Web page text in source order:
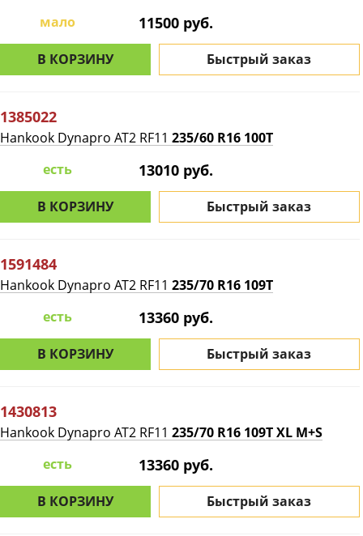
мало
11500 руб.
В КОРЗИНУ Быстрый заказ
1385022
Hankook Dynapro AT2 RF11 235/60 R16 100T
есть
13010 руб.
В КОРЗИНУ Быстрый заказ
1591484
Hankook Dynapro AT2 RF11 235/70 R16 109T
есть
13360 руб.
В КОРЗИНУ Быстрый заказ
1430813
Hankook Dynapro AT2 RF11 235/70 R16 109T XL M+S
есть
13360 руб.
В КОРЗИНУ Быстрый заказ